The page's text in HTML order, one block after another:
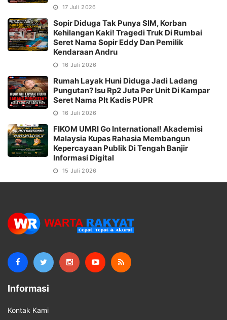
17 Juli 2026
Sopir Diduga Tak Punya SIM, Korban
Kehilangan Kaki! Tragedi Truk Di Rumbai
Seret Nama Sopir Eddy Dan Pemilik
Kendaraan Andru
16 Juli 2026
Rumah Layak Huni Diduga Jadi Ladang
Pungutan? Isu Rp2 Juta Per Unit Di Kampar
Seret Nama Plt Kadis PUPR
16 Juli 2026
FIKOM UMRI Go International! Akademisi
Malaysia Kupas Rahasia Membangun
Kepercayaan Publik Di Tengah Banjir
Informasi Digital
15 Juli 2026
Informasi
Kontak Kami